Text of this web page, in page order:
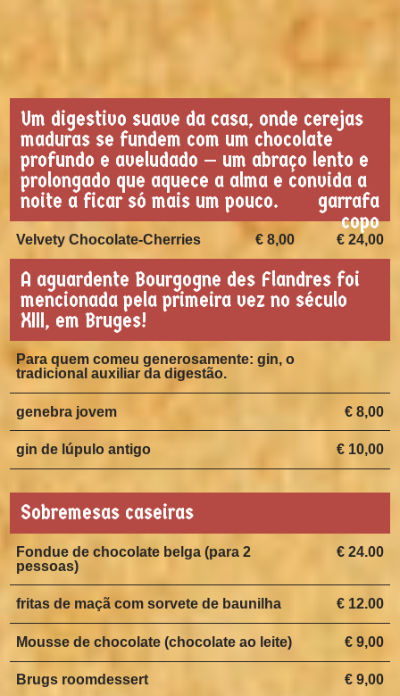
Um digestivo suave da casa, onde cerejas
maduras se fundem com um chocolate
profundo e aveludado — um abraço lento e
prolongado que aquece a alma e convida a
noite a ficar só mais um pouco.
garrafa
copo
€ 24,00
€ 8,00
Velvety Chocolate-Cherries
A aguardente Bourgogne des Flandres foi
mencionada pela primeira vez no século
XIII, em Bruges!
Para quem comeu generosamente: gin, o
tradicional auxiliar da digestão.
€ 8,00
genebra jovem
€ 10,00
gin de lúpulo antigo
Sobremesas caseiras
€ 24.00
Fondue de chocolate belga (para 2
pessoas)
€ 12.00
fritas de maçã com sorvete de baunilha
€ 9,00
Mousse de chocolate (chocolate ao leite)
€ 9,00
Brugs roomdessert